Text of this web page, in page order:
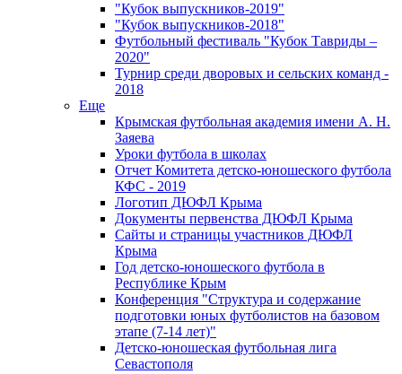
"Кубок выпускников-2019"
"Кубок выпускников-2018"
Футбольный фестиваль "Кубок Тавриды –
2020"
Турнир среди дворовых и сельских команд -
2018
Еще
Крымская футбольная академия имени А. Н.
Заяева
Уроки футбола в школах
Отчет Комитета детско-юношеского футбола
КФС - 2019
Логотип ДЮФЛ Крыма
Документы первенства ДЮФЛ Крыма
Сайты и страницы участников ДЮФЛ
Крыма
Год детско-юношеского футбола в
Республике Крым
Конференция "Структура и содержание
подготовки юных футболистов на базовом
этапе (7-14 лет)"
Детско-юношеская футбольная лига
Севастополя